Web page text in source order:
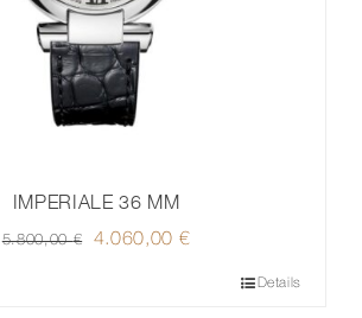
IMPERIALE 36 MM
5.800,00€
Ursprünglicher
4.060,00 €
Details